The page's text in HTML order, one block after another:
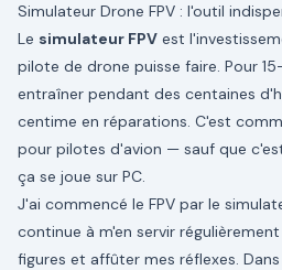
Simulateur Drone FPV : l'outil
Le simulateur FPV est
pilote de drone puisse faire. Pour
entraîner pendant des centaines
centime en réparations. C'est
pour pilotes d'avion — sauf que
ça se joue sur PC.
J'ai commencé le FPV par le
continue à m'en servir
figures et affûter mes réflexes.